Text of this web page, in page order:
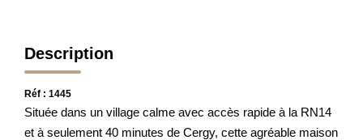
Description
Réf : 1445
Située dans un village calme avec accès rapide à la RN14
et à seulement 40 minutes de Cergy, cette agréable maison